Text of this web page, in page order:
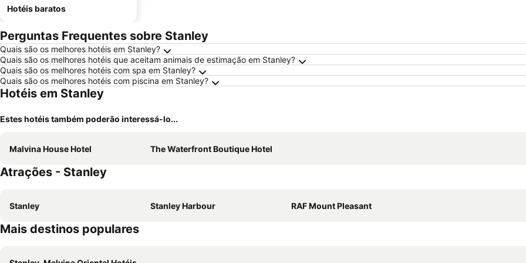
Hotéis baratos
Perguntas Frequentes sobre Stanley
Quais são os melhores hotéis em Stanley?
Quais são os melhores hotéis que aceitam animais de estimação em Stanley?
Quais são os melhores hotéis com spa em Stanley?
Quais são os melhores hotéis com piscina em Stanley?
Hotéis em Stanley
Estes hotéis também poderão interessá-lo...
Malvina House Hotel The Waterfront Boutique Hotel
Atrações - Stanley
Stanley Stanley Harbour RAF Mount Pleasant
Mais destinos populares